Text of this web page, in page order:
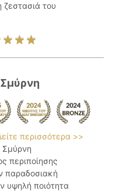
ζεστασιά του
περισσότερα >>
περιποίησης
παραδοσιακή
υψηλή ποιότητα